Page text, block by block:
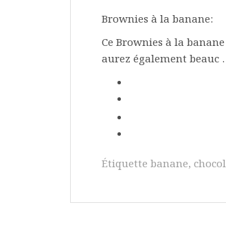
Brownies à la banane:
Ce Brownies à la
aurez également beauc
Étiquette banane,